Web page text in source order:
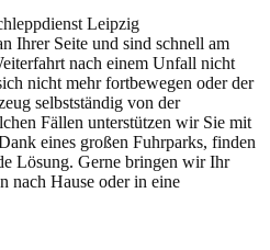
Leipzig
Ihrer Seite und sind schnell am
nach einem Unfall nicht
nicht mehr fortbewegen oder der
selbstständig von der
Fällen unterstützen wir Sie mit
eines großen Fuhrparks, finden
Lösung. Gerne bringen wir Ihr
nach Hause oder in eine